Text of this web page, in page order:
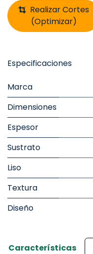
Realizar Cortes
(Optimizar)
Especificaciones
Marca
Dimensiones
Espesor
Sustrato
Liso
Textura
Diseño
Características